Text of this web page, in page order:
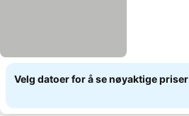
Velg datoer for å se nøyaktige priser